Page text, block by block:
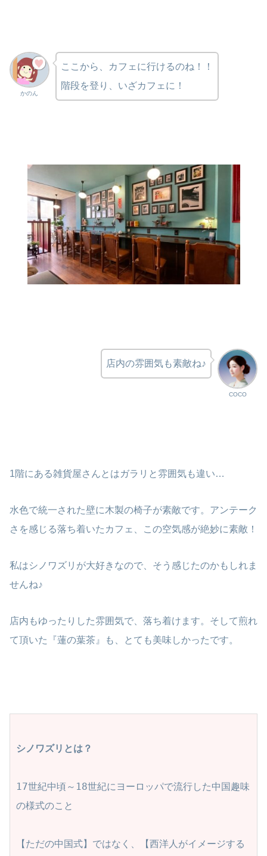
かのん
ここから、カフェに行けるのね！！
階段を登り、いざカフェに！
COCO
店内の雰囲気も素敵ね♪
1階にある雑貨屋さんとはガラリと雰囲気も違い…
水色で統一された壁に木製の椅子が素敵です。アンテーク
さを感じる落ち着いたカフェ、この空気感が絶妙に素敵！
私はシノワズリが大好きなので、そう感じたのかもしれま
せんね♪
店内もゆったりした雰囲気で、落ち着けます。そして煎れ
て頂いた『蓮の葉茶』も、とても美味しかったです。
シノワズリとは？
17世紀中頃～18世紀にヨーロッパで流行した中国趣味
の様式のこと
【ただの中国式】ではなく、【西洋人がイメージする